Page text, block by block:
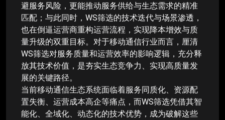
避服务风险，更能推动服务供给与生态需求的精准
匹配；与此同时，WS筛选的技术迭代与场景渗透，
也在倒逼运营商重构运营流程，实现降本增效与质
量升级的双重目标。对于移动通信行业而言，厘清
WS筛选对服务质量和运营效率的影响逻辑，充分释
放其技术价值，是夯实生态竞争力、实现高质量发
展的关键路径。
当前移动通信生态系统面临着服务同质化、资源配
置失衡、运营成本高企等痛点，而WS筛选凭借其智
能化、全域化、动态化的技术优势，成为破解这些